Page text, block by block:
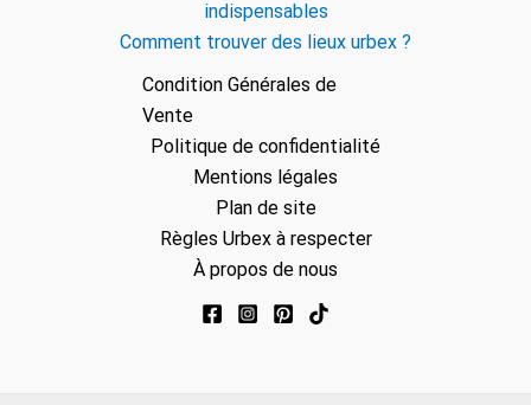
indispensables
Comment trouver des lieux urbex ?
Condition Générales de
Vente
Politique de confidentialité
Mentions légales
Plan de site
Règles Urbex à respecter
À propos de nous